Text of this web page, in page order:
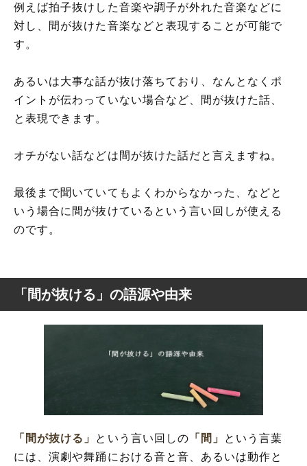
例えば拍子抜けした音楽や調子が外れた音楽などに
対し、間が抜けた音楽などと表現することが可能で
す。
あるいは大事な話が抜け落ちており、なんとなくポ
イントが伝わっていない場合など、間が抜けた話、
と表現できます。
オチがない話などは間が抜けた話だと言えますね。
最後まで聞いていてもよくわからなかった、などと
いう場合に間が抜けているという言い回しが使える
のです。
「間が抜ける」の語源や由来
「間が抜ける」 という言い回しの 「間」
という言葉
には、演劇や舞踊における音と音、あるいは動作と